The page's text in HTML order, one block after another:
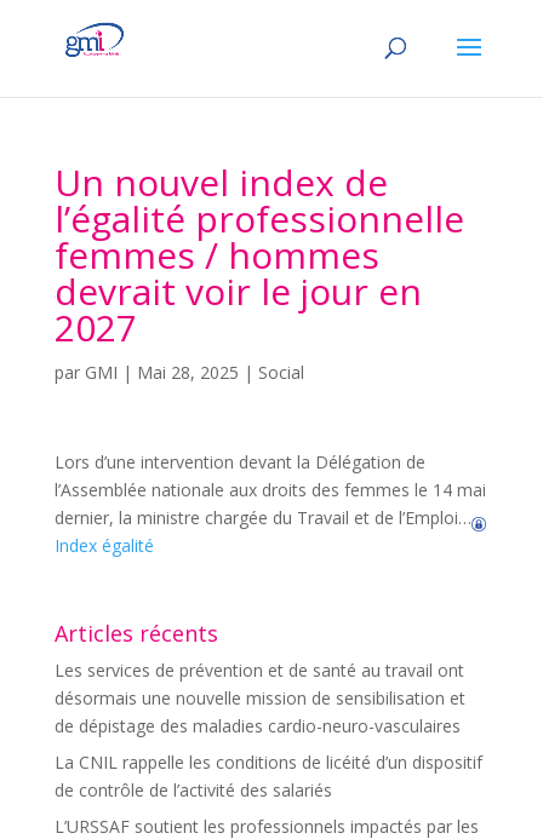
Un nouvel index de
l’égalité professionnelle
femmes / hommes
devrait voir le jour en
2027
par GMI | Mai 28, 2025 | Social
Lors d’une intervention devant la Délégation de
l’Assemblée nationale aux droits des femmes le 14 mai
dernier, la ministre chargée du Travail et de l’Emploi…
Index égalité
Articles récents
Les services de prévention et de santé au travail ont
désormais une nouvelle mission de sensibilisation et
de dépistage des maladies cardio-neuro-vasculaires
La CNIL rappelle les conditions de licéité d’un dispositif
de contrôle de l’activité des salariés
L’URSSAF soutient les professionnels impactés par les